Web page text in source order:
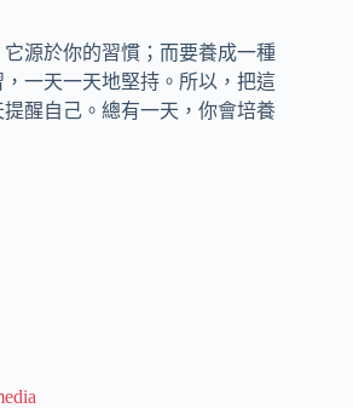
源於你的習慣；而要養成一種
一天一天地堅持。所以，把這
醒自己。總有一天，你會培養